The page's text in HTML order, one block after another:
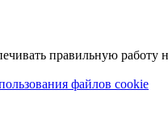
правильную работу
файлов cookie